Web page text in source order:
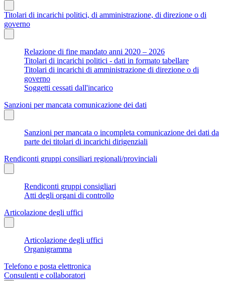
Titolari di incarichi politici, di amministrazione, di direzione o di
governo
Relazione di fine mandato anni 2020 – 2026
Titolari di incarichi politici - dati in formato tabellare
Titolari di incarichi di amministrazione di direzione o di
governo
Soggetti cessati dall'incarico
Sanzioni per mancata comunicazione dei dati
Sanzioni per mancata o incompleta comunicazione dei dati da
parte dei titolari di incarichi dirigenziali
Rendiconti gruppi consiliari regionali/provinciali
Rendiconti gruppi consigliari
Atti degli organi di controllo
Articolazione degli uffici
Articolazione degli uffici
Organigramma
Telefono e posta elettronica
Consulenti e collaboratori